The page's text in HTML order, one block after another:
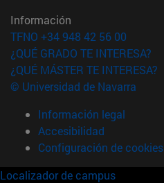
Información
TFNO +34 948 42 56 00
¿QUÉ GRADO TE INTERESA?
¿QUÉ MÁSTER TE INTERESA?
© Universidad de Navarra
Información legal
Accesibilidad
Configuración de cookies
Localizador de campus